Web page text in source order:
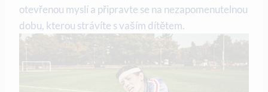
otevřenou myslí a připravte se na ‌nezapomenutelnou⁢
dobu,​ kterou strávíte s vaším ⁢dítětem.